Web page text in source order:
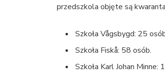
przedszkola objęte są
Szkoła Vågsbygd: 25
Szkoła Fiskå: 58 osób.
Szkoła Karl Johan Minne: